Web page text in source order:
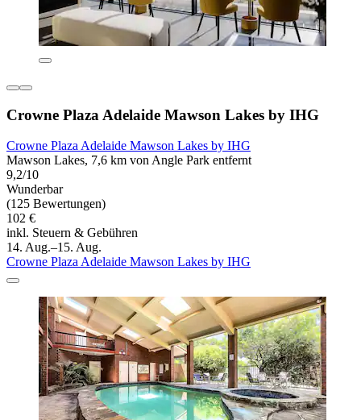
Crowne Plaza Adelaide Mawson Lakes by IHG
Crowne Plaza Adelaide Mawson Lakes by IHG
Mawson Lakes, 7,6 km von Angle Park entfernt
9,2/10
Wunderbar
(125 Bewertungen)
102 €
inkl. Steuern & Gebühren
14. Aug.–15. Aug.
Crowne Plaza Adelaide Mawson Lakes by IHG